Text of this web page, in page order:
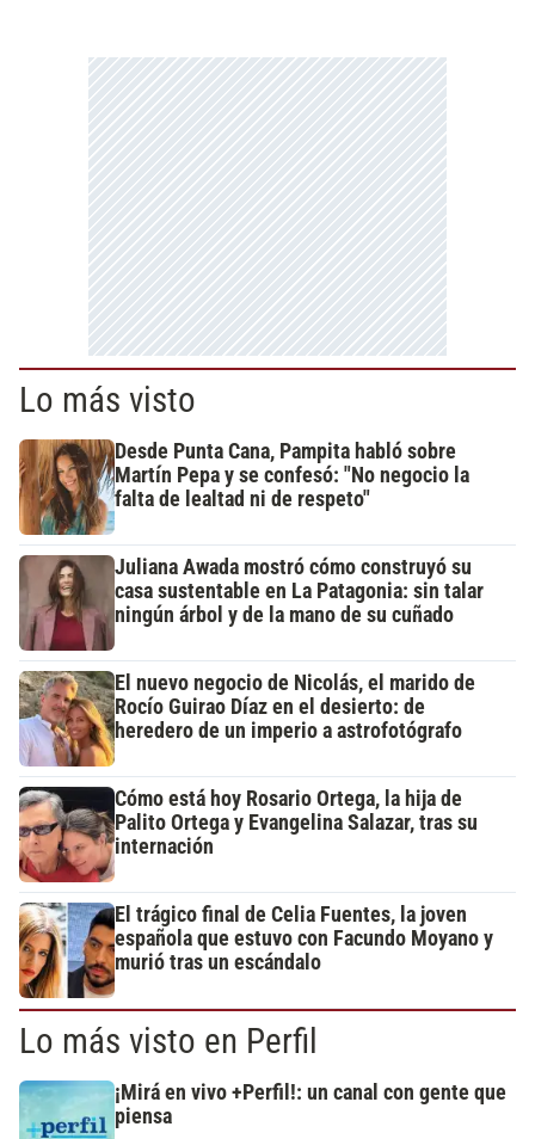
Lo más visto
Desde Punta Cana, Pampita habló sobre
Martín Pepa y se confesó: "No negocio la
falta de lealtad ni de respeto"
Juliana Awada mostró cómo construyó su
casa sustentable en La Patagonia: sin talar
ningún árbol y de la mano de su cuñado
El nuevo negocio de Nicolás, el marido de
Rocío Guirao Díaz en el desierto: de
heredero de un imperio a astrofotógrafo
Cómo está hoy Rosario Ortega, la hija de
Palito Ortega y Evangelina Salazar, tras su
internación
El trágico final de Celia Fuentes, la joven
española que estuvo con Facundo Moyano y
murió tras un escándalo
Lo más visto en Perfil
¡Mirá en vivo +Perfil!: un canal con gente que
piensa